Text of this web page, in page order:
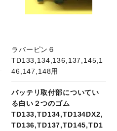
ラバーピン６
TD133,134,136,137,145,1
46,147,148用
バッテリ取付部についてい
る白い２つのゴム
TD133,TD134,TD134DX2,
TD136,TD137,TD145,TD1